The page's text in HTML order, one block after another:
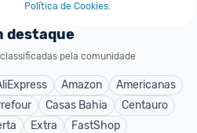
Política de Cookies.
destaque
pela comunidade
Amazon
Americanas
Casas Bahia
Centauro
Extra
FastShop